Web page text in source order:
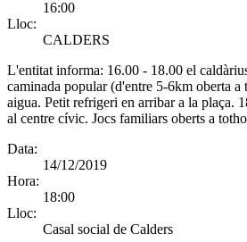
16:00
Lloc:
CALDERS
L'entitat informa: 16.00 - 18.00 el
caminada popular (d'entre 5-6km oberta
aigua. Petit refrigeri en arribar a la plaça.
al centre cívic. Jocs familiars oberts a
Data:
14/12/2019
Hora:
18:00
Lloc:
Casal social de Calders